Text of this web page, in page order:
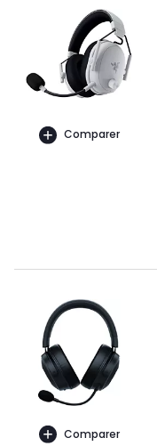
Comparer
Comparer